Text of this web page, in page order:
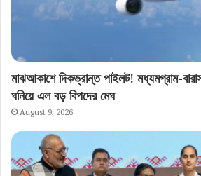
মাঝআকাশে দিকভ্রান্ত পাইলট! মধ্যমগ্রাম-
ঘনিয়ে এল বড় বিপদের মেঘ
August 9, 2026